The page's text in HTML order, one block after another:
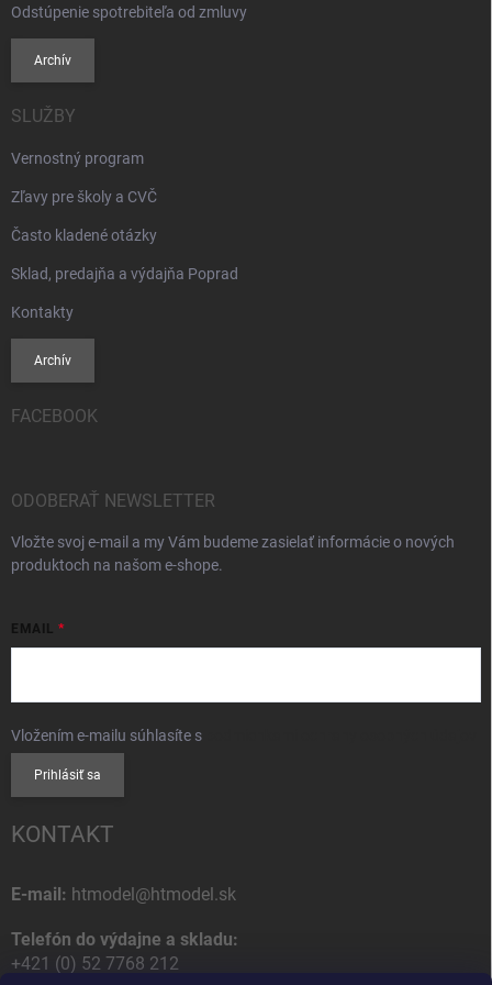
Odstúpenie spotrebiteľa od zmluvy
Archív
SLUŽBY
Vernostný program
Zľavy pre školy a CVČ
Často kladené otázky
Sklad, predajňa a výdajňa Poprad
Kontakty
Archív
FACEBOOK
ODOBERAŤ NEWSLETTER
Vložte svoj e-mail a my Vám budeme zasielať informácie o nových
produktoch na našom e-shope.
EMAIL
Vložením e-mailu súhlasíte s
Prihlásiť sa
KONTAKT
E-mail: htmodel@htmodel.sk
Telefón do výdajne a skladu:
+421 (0) 52 7768 212